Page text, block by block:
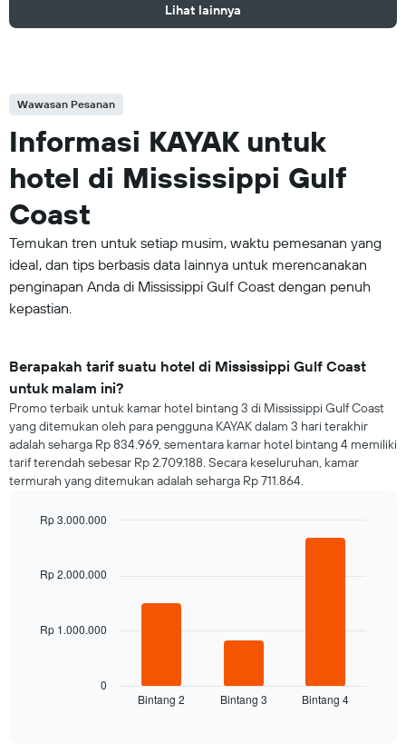
Lihat lainnya
Wawasan Pesanan
Informasi KAYAK untuk
hotel di Mississippi Gulf
Coast
Temukan tren untuk setiap musim, waktu pemesanan yang
ideal, dan tips berbasis data lainnya untuk merencanakan
penginapan Anda di Mississippi Gulf Coast dengan penuh
kepastian.
Berapakah tarif suatu hotel di Mississippi Gulf Coast
untuk malam ini?
Promo terbaik untuk kamar hotel bintang 3 di Mississippi Gulf Coast
yang ditemukan oleh para pengguna KAYAK dalam 3 hari terakhir
adalah seharga Rp 834.969, sementara kamar hotel bintang 4 memiliki
tarif terendah sebesar Rp 2.709.188. Secara keseluruhan, kamar
termurah yang ditemukan adalah seharga Rp 711.864.
with
Grafik
Bintang 2 Bintang 3 Bintang 4
0
Rp 1.000.000
Rp 2.000.000
Rp 3.000.000